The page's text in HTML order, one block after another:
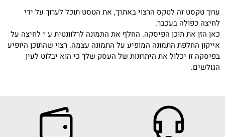
ערוך טקסט זה לטקס הרצוי באתרך, את הטסט תוכל לערוך על ידי
לחיצה כפולה בעכבר.
כאן הזן את תוכן הפיסקה. החלף את התמונה לרלוונטית ע"י לחיצה על
אייקון החלפת התמונה המופיע על התמונה עצמה. רצוי שהתוכן היופיע
בפיסקה זו יכלול את היתרונות של העסק שלך כי הוא יבלוט לעין
הגולשים.